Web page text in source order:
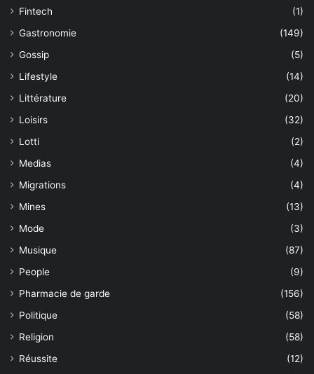
Fintech
(1)
Gastronomie
(149)
Gossip
(5)
Lifestyle
(14)
Littérature
(20)
Loisirs
(32)
Lotti
(2)
Medias
(4)
Migrations
(4)
Mines
(13)
Mode
(3)
Musique
(87)
People
(9)
Pharmacie de garde
(156)
Politique
(58)
Religion
(58)
Réussite
(12)